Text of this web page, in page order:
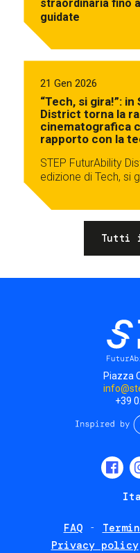
straordinaria fino
guidate
21 Gen 2026
“Tech, si gira!”:
District torna la
cinematografica
rapporto con la
STEP FuturAbility
edizione di Tech, si
Tutti i
Piazza
+39
FAQ
Privacy policy